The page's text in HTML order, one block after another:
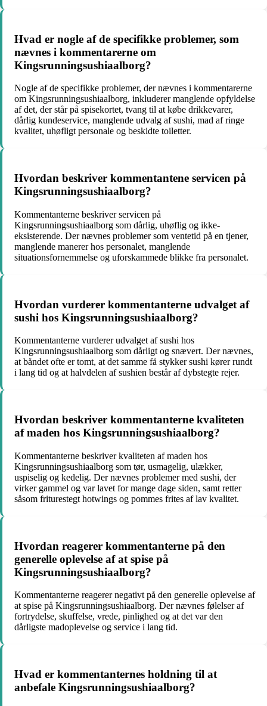
Hvad er nogle af de specifikke problemer, som
nævnes i kommentarerne om
Kingsrunningsushiaalborg?
Nogle af de specifikke problemer, der nævnes i kommentarerne
om Kingsrunningsushiaalborg, inkluderer manglende opfyldelse
af det, der står på spisekortet, tvang til at købe drikkevarer,
dårlig kundeservice, manglende udvalg af sushi, mad af ringe
kvalitet, uhøfligt personale og beskidte toiletter.
Hvordan beskriver kommentantene servicen på
Kingsrunningsushiaalborg?
Kommentanterne beskriver servicen på
Kingsrunningsushiaalborg som dårlig, uhøflig og ikke-
eksisterende. Der nævnes problemer som ventetid på en tjener,
manglende manerer hos personalet, manglende
situationsfornemmelse og uforskammede blikke fra personalet.
Hvordan vurderer kommentanterne udvalget af
sushi hos Kingsrunningsushiaalborg?
Kommentanterne vurderer udvalget af sushi hos
Kingsrunningsushiaalborg som dårligt og snævert. Der nævnes,
at båndet ofte er tomt, at det samme få stykker sushi kører rundt
i lang tid og at halvdelen af sushien består af dybstegte rejer.
Hvordan beskriver kommentanterne kvaliteten
af maden hos Kingsrunningsushiaalborg?
Kommentanterne beskriver kvaliteten af maden hos
Kingsrunningsushiaalborg som tør, usmagelig, ulækker,
uspiselig og kedelig. Der nævnes problemer med sushi, der
virker gammel og var lavet for mange dage siden, samt retter
såsom friturestegt hotwings og pommes frites af lav kvalitet.
Hvordan reagerer kommentanterne på den
generelle oplevelse af at spise på
Kingsrunningsushiaalborg?
Kommentanterne reagerer negativt på den generelle oplevelse af
at spise på Kingsrunningsushiaalborg. Der nævnes følelser af
fortrydelse, skuffelse, vrede, pinlighed og at det var den
dårligste madoplevelse og service i lang tid.
Hvad er kommentanternes holdning til at
anbefale Kingsrunningsushiaalborg?